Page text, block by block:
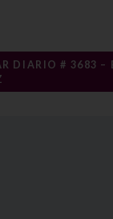
DIARIO # 3683 –